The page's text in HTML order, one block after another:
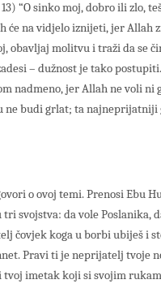
“O sinko moj, dobro ili zlo,
će na vidjelo iznijeti, jer Allah
obavljaj molitvu i traži da se
– dužnost je tako
nadmeno, jer Allah ne voli ni
ne budi grlat; ta najneprijatniji
o ovoj temi. Prenosi Ebu
svojstva: da vole Poslanika,
čovjek koga u borbi ubiješ i
Pravi ti je neprijatelj tvoje
imetak koji si svojim